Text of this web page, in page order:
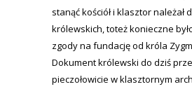
stanąć kościół i klasztor należał
królewskich, toteż konieczne
zgody na fundację od króla
Dokument królewski do dziś
pieczołowicie w klasztornym